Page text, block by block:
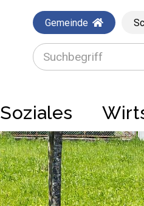
Gemeinde
Suchbegriff
Soziales